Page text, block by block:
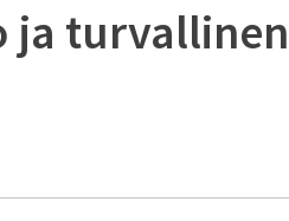
ja